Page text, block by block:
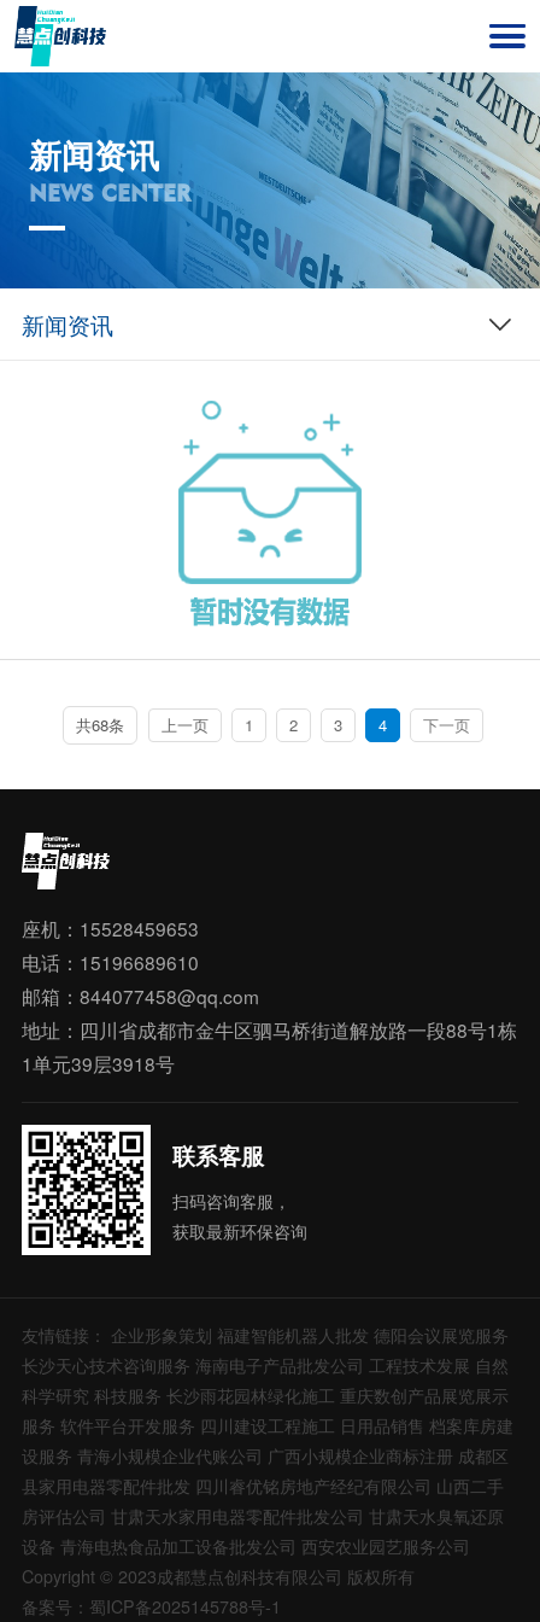
新闻资讯
NEWS CENTER
新闻资讯
共68条 上一页 1 2 3 4 下一页
座机：15528459653
电话：15196689610
邮箱：844077458@qq.com
地址：四川省成都市金牛区驷马桥街道解放路一段88号1栋
1单元39层3918号
联系客服
扫码咨询客服，
获取最新环保咨询
友情链接： 企业形象策划 福建智能机器人批发 德阳会议展览服务
长沙天心技术咨询服务 海南电子产品批发公司 工程技术发展 自然
科学研究 科技服务 长沙雨花园林绿化施工 重庆数创产品展览展示
服务 软件平台开发服务 四川建设工程施工 日用品销售 档案库房建
设服务 青海小规模企业代账公司 广西小规模企业商标注册 成都区
县家用电器零配件批发 四川睿优铭房地产经纪有限公司 山西二手
房评估公司 甘肃天水家用电器零配件批发公司 甘肃天水臭氧还原
设备 青海电热食品加工设备批发公司 西安农业园艺服务公司
Copyright © 2023成都慧点创科技有限公司 版权所有
备案号：蜀ICP备2025145788号-1